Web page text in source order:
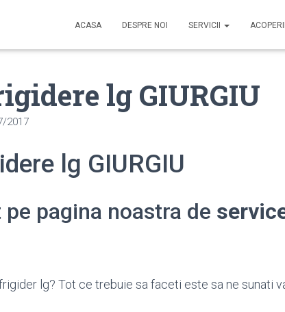
ACASA DESPRE NOI SERVICII
lg GIURGIU
2017
lg GIURGIU
pagina noastra de
lg? Tot ce trebuie sa faceti este sa ne sunati